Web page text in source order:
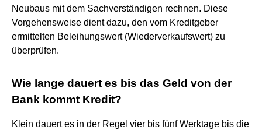
Neubaus mit dem Sachverständigen rechnen. Diese
Vorgehensweise dient dazu, den vom Kreditgeber
ermittelten Beleihungswert (Wiederverkaufswert) zu
überprüfen.
Wie lange dauert es bis das Geld von der
Bank kommt Kredit?
Klein dauert es in der Regel vier bis fünf Werktage bis die